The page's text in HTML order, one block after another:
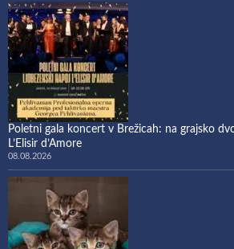
Poletni gala koncert v Brežicah: na grajsko
L’Elisir d’Amore
08.08.2026